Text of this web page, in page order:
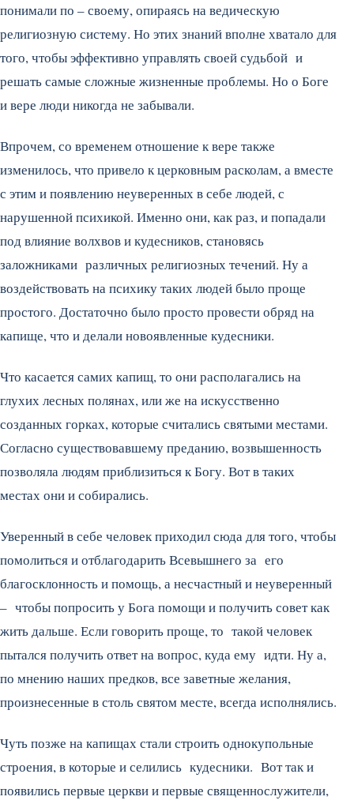
понимали по – своему, опираясь на ведическую
религиозную систему. Но этих знаний вполне хватало для
того, чтобы эффективно управлять своей судьбой и
решать самые сложные жизненные проблемы. Но о Боге
и вере люди никогда не забывали.
Впрочем, со временем отношение к вере также
изменилось, что привело к церковным расколам, а вместе
с этим и появлению неуверенных в себе людей, с
нарушенной психикой. Именно они, как раз, и попадали
под влияние волхвов и кудесников, становясь
заложниками различных религиозных течений. Ну а
воздействовать на психику таких людей было проще
простого. Достаточно было просто провести обряд на
капище, что и делали новоявленные кудесники.
Что касается самих капищ, то они располагались на
глухих лесных полянах, или же на искусственно
созданных горках, которые считались святыми местами.
Согласно существовавшему преданию, возвышенность
позволяла людям приблизиться к Богу. Вот в таких
местах они и собирались.
Уверенный в себе человек приходил сюда для того, чтобы
помолиться и отблагодарить Всевышнего за его
благосклонность и помощь, а несчастный и неуверенный
– чтобы попросить у Бога помощи и получить совет как
жить дальше. Если говорить проще, то такой человек
пытался получить ответ на вопрос, куда ему идти. Ну а,
по мнению наших предков, все заветные желания,
произнесенные в столь святом месте, всегда исполнялись.
Чуть позже на капищах стали строить однокупольные
строения, в которые и селились кудесники. Вот так и
появились первые церкви и первые священнослужители,